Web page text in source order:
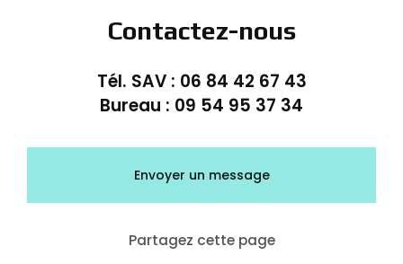
Contactez-nous
Tél. SAV : 06 84 42 67 43
Bureau : 09 54 95 37 34
Envoyer un message
Partagez cette page